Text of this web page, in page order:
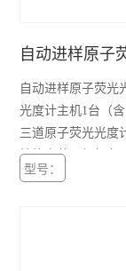
自动进样原子
自动进样原子荧光光度计价格 仪器配置
光度计主机1台（
三道原子荧光光度
性能空芯阴极灯各
品，具体见附表 6.
型号：